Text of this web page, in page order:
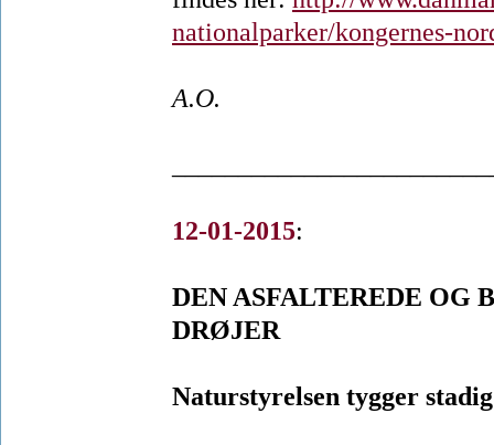
nationalparker/kongernes-
A.O.
12-01-2015:
DEN ASFALTEREDE OG
DRØJER
Naturstyrelsen tygger